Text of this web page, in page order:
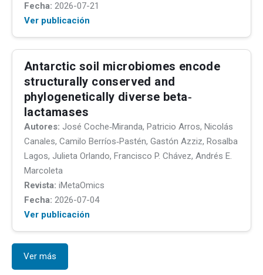
Fecha: 2026-07-21
Ver publicación
Antarctic soil microbiomes encode
structurally conserved and
phylogenetically diverse beta‐
lactamases
Autores: José Coche‐Miranda, Patricio Arros, Nicolás
Canales, Camilo Berríos‐Pastén, Gastón Azziz, Rosalba
Lagos, Julieta Orlando, Francisco P. Chávez, Andrés E.
Marcoleta
Revista: iMetaOmics
Fecha: 2026-07-04
Ver publicación
Ver más